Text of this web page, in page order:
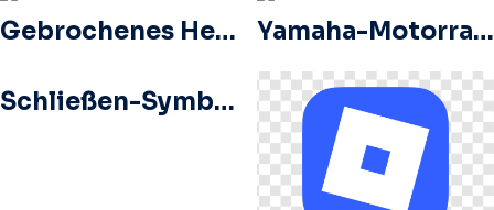
Gebrochenes Herz mit Farbverlauf Yamaha-Motorrad, stilvoller Klassiker
Schließen-Symbolsatz für Benutzeroberfläche und Popups Kostenloses PNG